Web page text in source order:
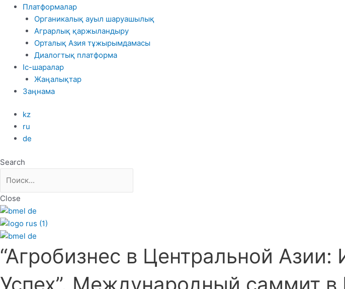
Платформалар
Органикалық ауыл шаруашылық
Аграрлық қаржыландыру
Орталық Азия тұжырымдамасы
Диалогтық платформа
Іс-шаралар
Жаңалықтар
Заңнама
kz
ru
de
Search
Close
“Агробизнес в Центральной